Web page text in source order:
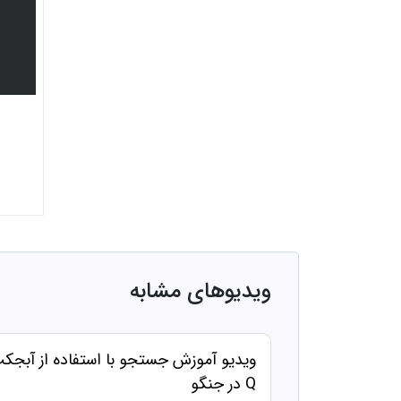
ویدیوهای مشابه
ویدیو آموزش جستجو با استفاده از
Q در جنگو